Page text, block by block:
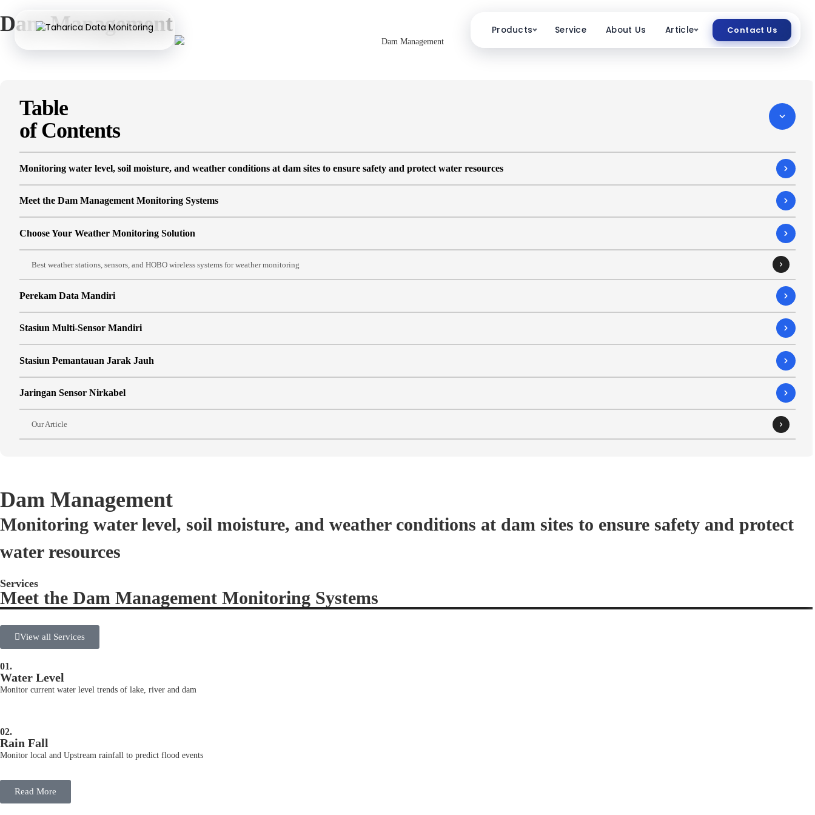
Products Service About Us Article Contact Us
Dam Management
Table
of Contents
Monitoring water level, soil moisture, and weather conditions at dam sites to ensure safety and protect water resources
Meet the Dam Management Monitoring Systems
Choose Your Weather Monitoring Solution
Best weather stations, sensors, and HOBO wireless systems for weather monitoring
Perekam Data Mandiri
Stasiun Multi-Sensor Mandiri
Stasiun Pemantauan Jarak Jauh
Jaringan Sensor Nirkabel
Our Article
Dam Management
Monitoring water level, soil moisture, and weather conditions at dam sites to ensure safety and protect
water resources
Services
Meet the Dam Management Monitoring Systems
View all Services
01.
Water Level
Monitor current water level trends of lake, river and dam
02.
Rain Fall
Monitor local and Upstream rainfall to predict flood events
Read More